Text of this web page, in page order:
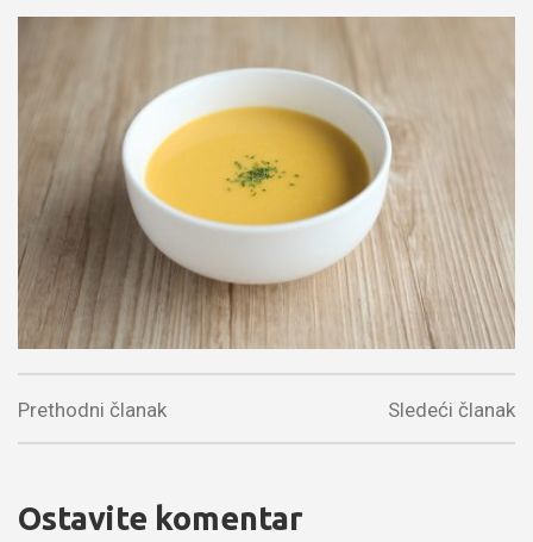
Sledeći članak
Prethodni članak
Ostavite komentar